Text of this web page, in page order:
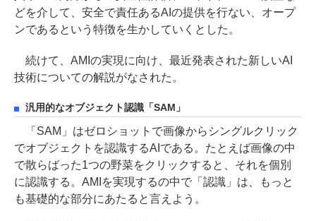
どを介して、安全で責任あるAIの提供を行ない、オープ
ンであるという特徴を生かしていくとした。
続けて、AMIの実現に向け、最近発表された新しいAI
技術についての解説がなされた。
汎用的なオブジェクト認識「SAM」
「SAM」はゼロショットで画像からシングルクリック
でオブジェクトを認識するAIである。たとえば画像の中
で散らばった1つの野菜をクリックすると、それを個別
に認識する。AMIを実現するの中で「認識」は、もっと
も基礎的な部分にあたると言えよう。